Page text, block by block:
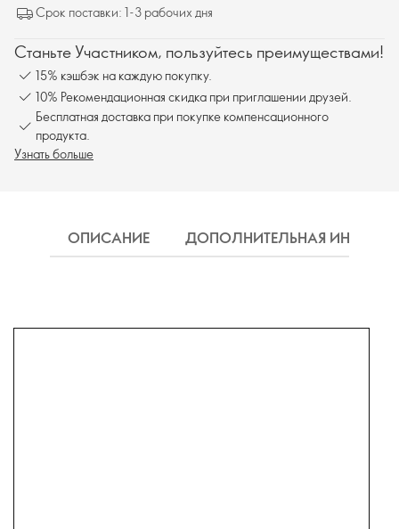
Срок поставки: 1-3 рабочих дня
Станьте Участником, пользуйтесь преимуществами!
15% кэшбэк на каждую покупку.
10% Рекомендационная скидка при приглашении друзей.
Бесплатная доставка при покупке компенсационного
продукта.
Узнать больше
ОПИСАНИЕ ДОПОЛНИТЕЛЬНАЯ